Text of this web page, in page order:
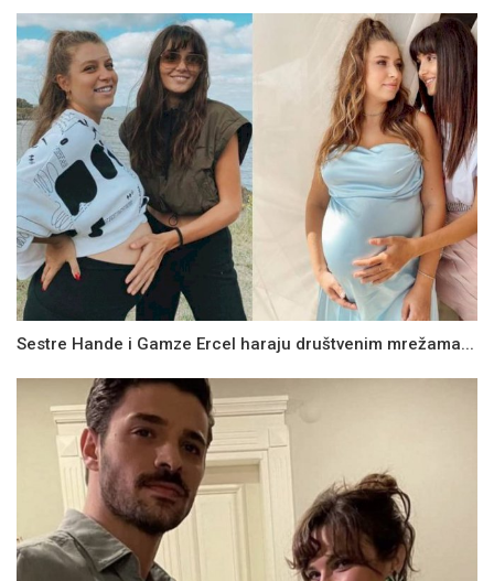
Sestre Hande i Gamze Ercel haraju društvenim mrežama...